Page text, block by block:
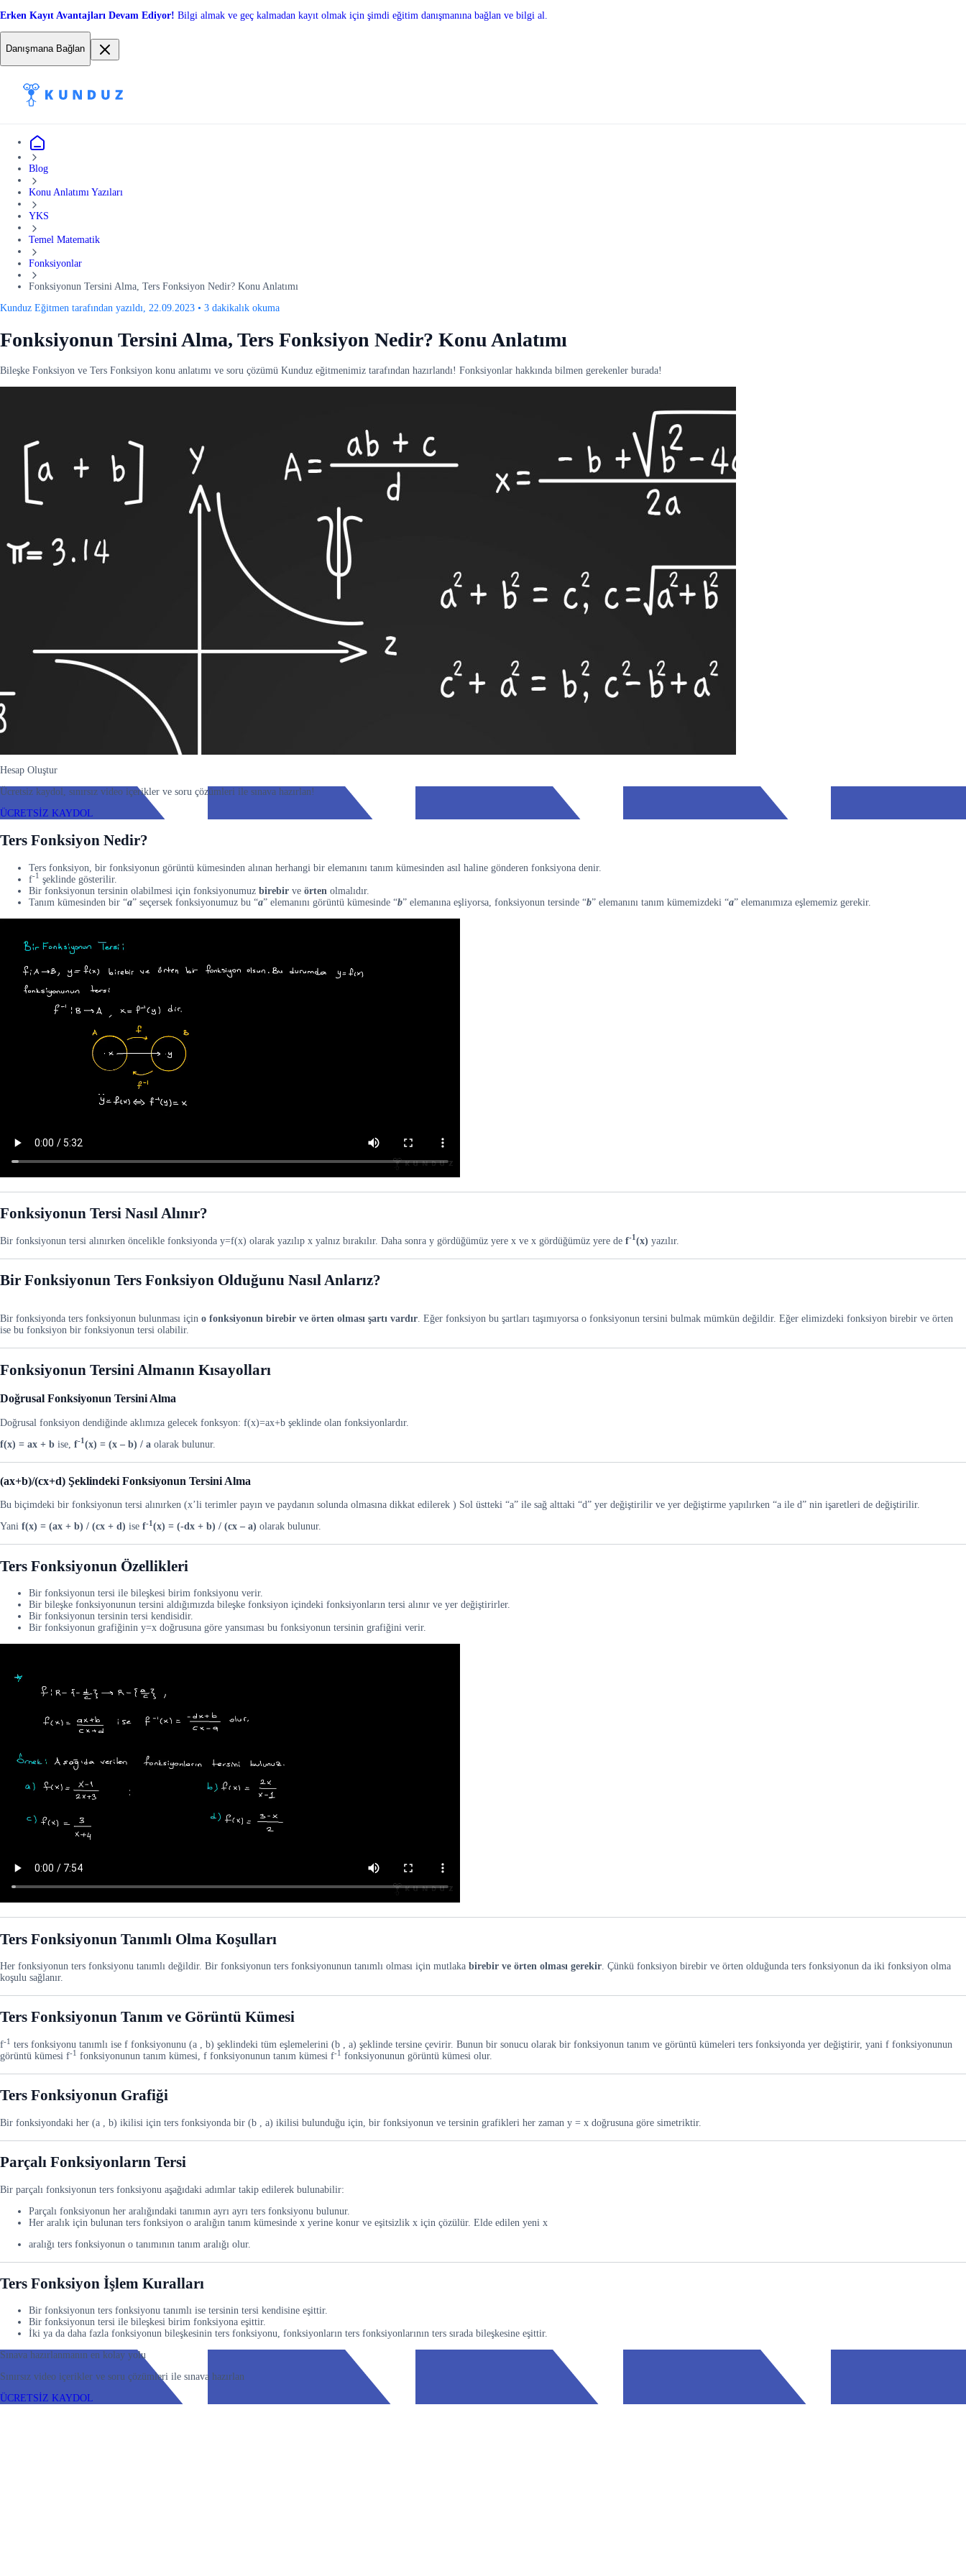
Erken Kayıt Avantajları Devam Ediyor! Bilgi almak ve geç kalmadan kayıt olmak için şimdi eğitim danışmanına bağlan ve bilgi al.
Danışmana Bağlan
Blog
Konu Anlatımı Yazıları
YKS
Temel Matematik
Fonksiyonlar
Fonksiyonun Tersini Alma, Ters Fonksiyon Nedir? Konu Anlatımı
Kunduz Eğitmen tarafından yazıldı, 22.09.2023 • 3 dakikalık okuma
Fonksiyonun Tersini Alma, Ters Fonksiyon Nedir? Konu Anlatımı
Bileşke Fonksiyon ve Ters Fonksiyon konu anlatımı ve soru çözümü Kunduz eğitmenimiz tarafından hazırlandı! Fonksiyonlar hakkında bilmen gerekenler burada!
Hesap Oluştur
Ücretsiz kaydol, sınırsız video içerikler ve soru çözümleri ile sınava hazırlan!
ÜCRETSİZ KAYDOL
Ters Fonksiyon Nedir?
Ters fonksiyon, bir fonksiyonun görüntü kümesinden alınan herhangi bir elemanını tanım kümesinden asıl haline gönderen fonksiyona denir.
f-1 şeklinde gösterilir.
Bir fonksiyonun tersinin olabilmesi için fonksiyonumuz birebir ve örten olmalıdır.
Tanım kümesinden bir “a” seçersek fonksiyonumuz bu “a” elemanını görüntü kümesinde “b” elemanına eşliyorsa, fonksiyonun tersinde “b” elemanını tanım kümemizdeki “a” elemanımıza eşlememiz gerekir.
Fonksiyonun Tersi Nasıl Alınır?
Bir fonksiyonun tersi alınırken öncelikle fonksiyonda y=f(x) olarak yazılıp x yalnız bırakılır. Daha sonra y gördüğümüz yere x ve x gördüğümüz yere de f-1(x) yazılır.
Bir Fonksiyonun Ters Fonksiyon Olduğunu Nasıl Anlarız?
Bir fonksiyonda ters fonksiyonun bulunması için o fonksiyonun birebir ve örten olması şartı vardır. Eğer fonksiyon bu şartları taşımıyorsa o fonksiyonun tersini bulmak mümkün değildir. Eğer elimizdeki fonksiyon birebir ve örten
ise bu fonksiyon bir fonksiyonun tersi olabilir.
Fonksiyonun Tersini Almanın Kısayolları
Doğrusal Fonksiyonun Tersini Alma
Doğrusal fonksiyon dendiğinde aklımıza gelecek fonksyon: f(x)=ax+b şeklinde olan fonksiyonlardır.
f(x) = ax + b ise, f-1(x) = (x – b) / a olarak bulunur.
(ax+b)/(cx+d) Şeklindeki Fonksiyonun Tersini Alma
Bu biçimdeki bir fonksiyonun tersi alınırken (x’li terimler payın ve paydanın solunda olmasına dikkat edilerek ) Sol üstteki “a” ile sağ alttaki “d” yer değiştirilir ve yer değiştirme yapılırken “a ile d” nin işaretleri de değiştirilir.
Yani f(x) = (ax + b) / (cx + d) ise f-1 (x) = (-dx + b) / (cx – a) olarak bulunur.
Ters Fonksiyonun Özellikleri
Bir fonksiyonun tersi ile bileşkesi birim fonksiyonu verir.
Bir bileşke fonksiyonunun tersini aldığımızda bileşke fonksiyon içindeki fonksiyonların tersi alınır ve yer değiştirirler.
Bir fonksiyonun tersinin tersi kendisidir.
Bir fonksiyonun grafiğinin y=x doğrusuna göre yansıması bu fonksiyonun tersinin grafiğini verir.
Ters Fonksiyonun Tanımlı Olma Koşulları
Her fonksiyonun ters fonksiyonu tanımlı değildir. Bir fonksiyonun ters fonksiyonunun tanımlı olması için mutlaka birebir ve örten olması gerekir. Çünkü fonksiyon birebir ve örten olduğunda ters fonksiyonun da iki fonksiyon olma
koşulu sağlanır.
Ters Fonksiyonun Tanım ve Görüntü Kümesi
f-1
ters fonksiyonu tanımlı ise f fonksiyonunu (a , b) şeklindeki tüm eşlemelerini (b , a) şeklinde tersine çevirir. Bunun bir sonucu olarak bir fonksiyonun tanım ve görüntü kümeleri ters fonksiyonda yer değiştirir, yani f fonksiyonunun
görüntü kümesi f-1 fonksiyonunun tanım kümesi, f fonksiyonunun tanım kümesi f-1 fonksiyonunun görüntü kümesi olur.
Ters Fonksiyonun Grafiği
Bir fonksiyondaki her (a , b) ikilisi için ters fonksiyonda bir (b , a) ikilisi bulunduğu için, bir fonksiyonun ve tersinin grafikleri her zaman y = x doğrusuna göre simetriktir.
Parçalı Fonksiyonların Tersi
Bir parçalı fonksiyonun ters fonksiyonu aşağıdaki adımlar takip edilerek bulunabilir:
Parçalı fonksiyonun her aralığındaki tanımın ayrı ayrı ters fonksiyonu bulunur.
Her aralık için bulunan ters fonksiyon o aralığın tanım kümesinde x yerine konur ve eşitsizlik x için çözülür. Elde edilen yeni x
aralığı ters fonksiyonun o tanımının tanım aralığı olur.
Ters Fonksiyon İşlem Kuralları
Bir fonksiyonun ters fonksiyonu tanımlı ise tersinin tersi kendisine eşittir.
Bir fonksiyonun tersi ile bileşkesi birim fonksiyona eşittir.
İki ya da daha fazla fonksiyonun bileşkesinin ters fonksiyonu, fonksiyonların ters fonksiyonlarının ters sırada bileşkesine eşittir.
Sınava hazırlanmanın en kolay yolu
Sınırsız video içerikler ve soru çözümleri ile sınava hazırlan
ÜCRETSİZ KAYDOL